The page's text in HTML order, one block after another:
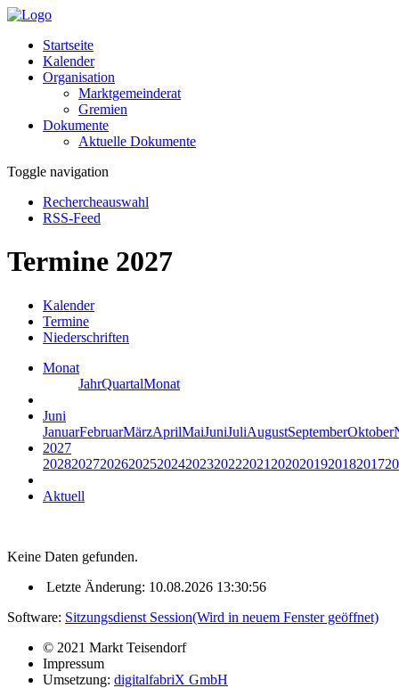
Startseite
Kalender
Organisation
Marktgemeinderat
Gremien
Dokumente
Aktuelle Dokumente
Toggle navigation
Rechercheauswahl
RSS-Feed
Termine 2027
Kalender
Termine
Niederschriften
Monat
JahrQuartalMonat
Juni
JanuarFebruarMärzAprilMaiJuniJuliAugustSeptemberOktober
2027
20282027202620252024202320222021 2020201920182017
Aktuell
Keine Daten gefunden.
Letzte Änderung: 10.08.2026 13:30:56
Software: Sitzungsdienst Session(Wird in neuem Fenster geöffnet)
© 2021 Markt Teisendorf
Impressum
Umsetzung: digitalfabriX GmbH